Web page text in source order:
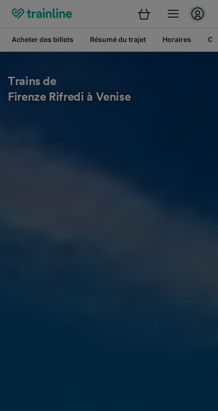
Acheter des billets Résumé du trajet Horaires
Trains de
Firenze Rifredi à Venise